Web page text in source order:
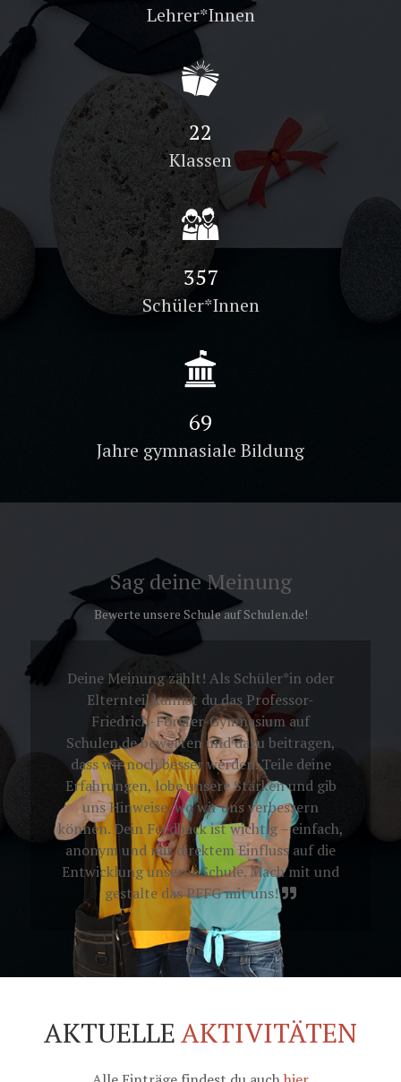
Lehrer*Innen
32
Klassen
516
Schüler*Innen
100
Jahre gymnasiale Bildung
Sag deine Meinung
Bewerte unsere Schule auf Schulen.de!
Deine Meinung zählt! Als Schüler*in oder
Elternteil kannst du das Professor-
Friedrich-Förster-Gymnasium auf
Schulen.de bewerten und dazu beitragen,
dass wir noch besser werden. Teile deine
Erfahrungen, lobe unsere Stärken und gib
uns Hinweise, wo wir uns verbessern
können. Dein Feedback ist wichtig – einfach,
anonym und mit direktem Einfluss auf die
Entwicklung unserer Schule. Mach mit und
gestalte das PFFG mit uns!
AKTUELLEAKTIVITÄTEN